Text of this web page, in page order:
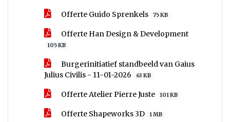
Offerte Guido Sprenkels 75 KB
Offerte Han Design & Development
105 KB
Burgerinitiatief standbeeld van Gaius
Julius Civilis - 11-01-2026
63 KB
Offerte Atelier Pierre Juste 101 KB
Offerte Shapeworks 3D 1 MB